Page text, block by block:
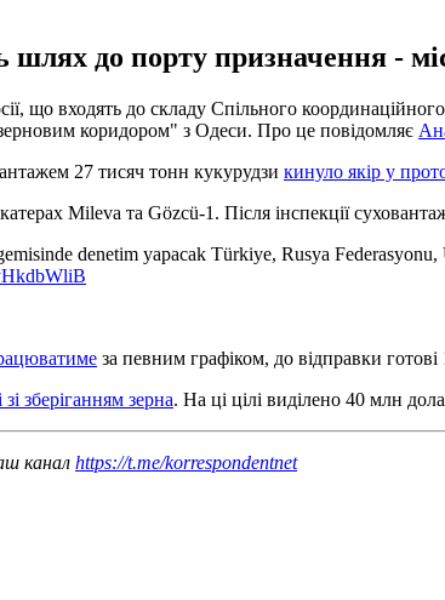
шлях до порту призначення -
що входять до складу Спільного
коридором" з Одеси. Про це повідомляє
27 тисяч тонн кукурудзи кинуло якір у
Mileva та Gözcü-1. Після інспекції
denetim yapacak Türkiye, Rusya
за певним графіком, до відправки готові
зберіганням зерна. На ці цілі виділено 40 млн
канал https://t.me/korrespondentnet